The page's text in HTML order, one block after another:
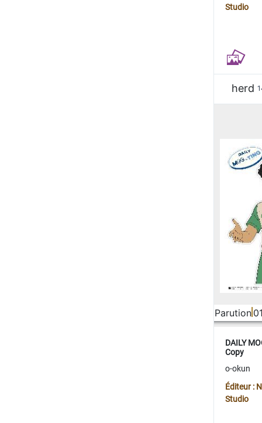
Studio
herd
Parution
DAILY
Copy
o-okun
Éditeur :
Studio